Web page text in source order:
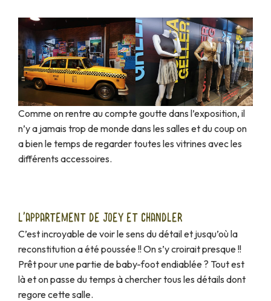
Comme on rentre au compte goutte dans l’exposition, il
n’y a jamais trop de monde dans les salles et du coup on
a bien le temps de regarder toutes les vitrines avec les
différents accessoires.
L'APPARTEMENT DE JOEY ET CHANDLER
C’est incroyable de voir le sens du détail et jusqu’où la
reconstitution a été poussée !! On s’y croirait presque !!
Prêt pour une partie de baby-foot endiablée ? Tout est
là et on passe du temps à chercher tous les détails dont
regore cette salle.